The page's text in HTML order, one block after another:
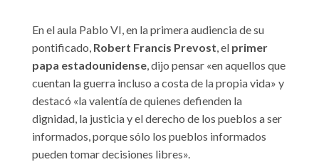
En el aula Pablo VI, en la primera audiencia de su
pontificado, Robert Francis Prevost, el primer
papa estadounidense, dijo pensar «en aquellos que
cuentan la guerra incluso a costa de la propia vida» y
destacó «la valentía de quienes defienden la
dignidad, la justicia y el derecho de los pueblos a ser
informados, porque sólo los pueblos informados
pueden tomar decisiones libres».